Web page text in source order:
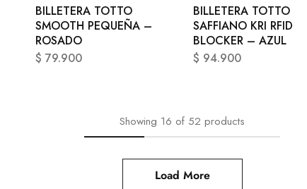
BILLETERA TOTTO
SMOOTH PEQUEÑA –
ROSADO
$ 79.900
BILLETERA TOTTO
SAFFIANO KRI RFID
BLOCKER – AZUL
$ 94.900
Showing 16of 52products
Load More